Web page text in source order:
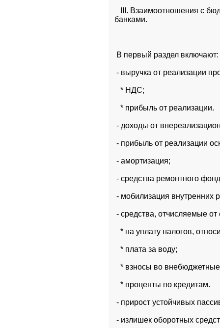
III. Взаимоотношения с
банками.
В первый раздел включают:
- выручка от реализации
* НДС;
* прибыль от реализации.
- доходы от
- прибыль от реализации
- амортизация;
- средства ремонтного
- мобилизация внутренних
- средства, отчисляемые
* на уплату налогов,
* плата за воду;
* взносы во
* проценты по кредитам.
- прирост устойчивых
- излишек оборотных